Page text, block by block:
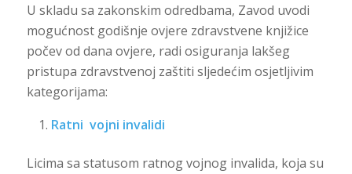
U skladu sa zakonskim odredbama, Zavod uvodi
mogućnost godišnje ovjere zdravstvene knjižice
počev od dana ovjere, radi osiguranja lakšeg
pristupa zdravstvenoj zaštiti sljedećim osjetljivim
kategorijama:
Ratni vojni invalidi
Licima sa statusom ratnog vojnog invalida, koja su